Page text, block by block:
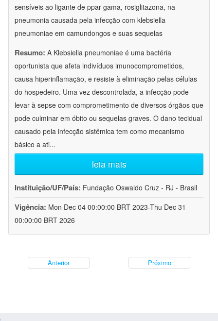
sensíveis ao ligante de ppar gama, rosiglitazona, na
pneumonia causada pela infecção com klebsiella
pneumoniae em camundongos e suas sequelas
Resumo: A Klebsiella pneumoniae é uma bactéria
oportunista que afeta indivíduos imunocomprometidos,
causa hiperinflamação, e resiste à eliminação pelas células
do hospedeiro. Uma vez descontrolada, a infecção pode
levar à sepse com comprometimento de diversos órgãos que
pode culminar em óbito ou sequelas graves. O dano tecidual
causado pela infecção sistêmica tem como mecanismo
básico a ati...
leia mais
Instituição/UF/País: Fundação Oswaldo Cruz - RJ - Brasil
Vigência: Mon Dec 04 00:00:00 BRT 2023-Thu Dec 31
00:00:00 BRT 2026
Anterior Próximo